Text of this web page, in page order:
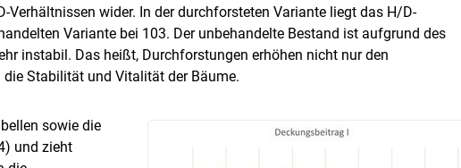
Verhältnissen wider. In der durchforsteten Variante liegt das H/​D-
Variante bei 103. Der unbehandelte Bestand ist aufgrund des
instabil. Das heißt, Durchforstungen erhöhen nicht nur den
Stabilität und Vitalität der Bäume.
sowie die
und zieht